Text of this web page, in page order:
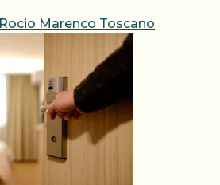
Rocio Marenco Toscano